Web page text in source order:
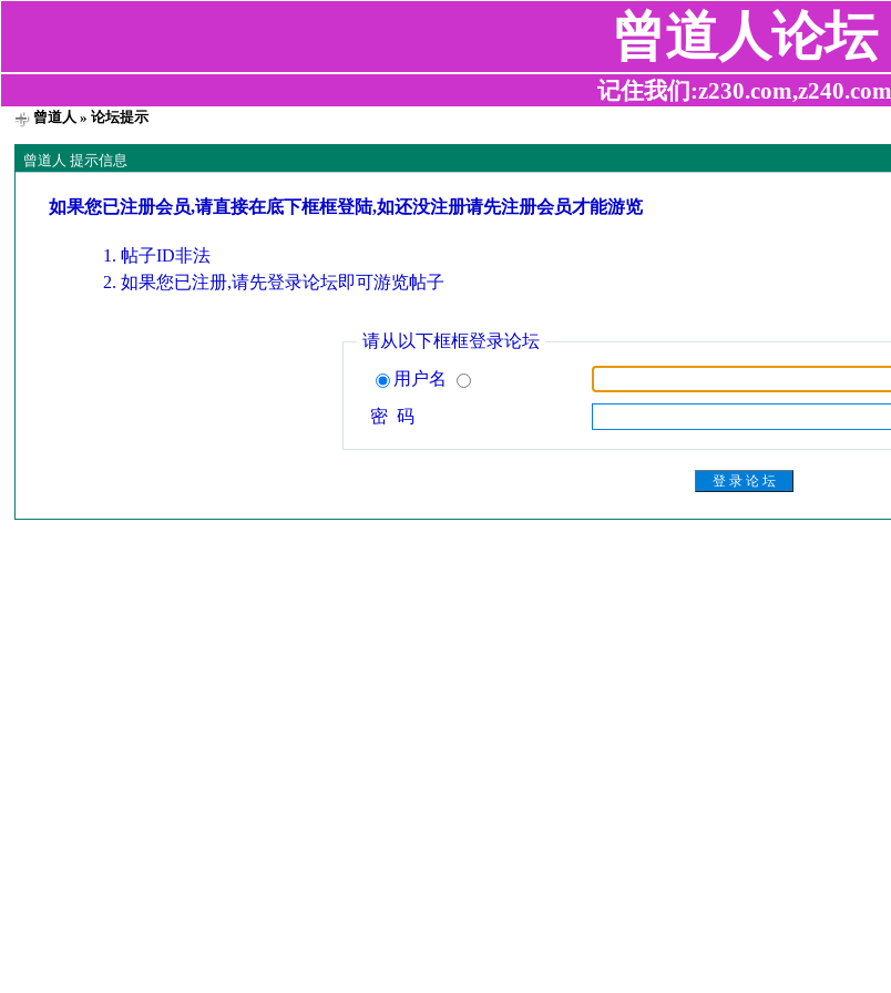
曾道人论坛
记住我们:z230.com,z240.com
曾道人 » 论坛提示
曾道人 提示信息
如果您已注册会员,请直接在底下框框登陆,如还没注册请先注册会员才能游览
帖子ID非法
如果您已注册,请先登录论坛即可游览帖子
请从以下框框登录论坛
用户名
密 码